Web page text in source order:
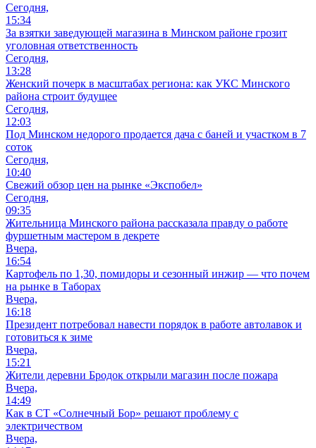
Сегодня,
15:34
За взятки заведующей магазина в Минском районе грозит
уголовная ответственность
Сегодня,
13:28
Женский почерк в масштабах региона: как УКС Минского
района строит будущее
Сегодня,
12:03
Под Минском недорого продается дача с баней и участком в 7
соток
Сегодня,
10:40
Свежий обзор цен на рынке «Экспобел»
Сегодня,
09:35
Жительница Минского района рассказала правду о работе
фуршетным мастером в декрете
Вчера,
16:54
Картофель по 1,30, помидоры и сезонный инжир — что почем
на рынке в Таборах
Вчера,
16:18
Президент потребовал навести порядок в работе автолавок и
готовиться к зиме
Вчера,
15:21
Жители деревни Бродок открыли магазин после пожара
Вчера,
14:49
Как в СТ «Солнечный Бор» решают проблему с
электричеством
Вчера,